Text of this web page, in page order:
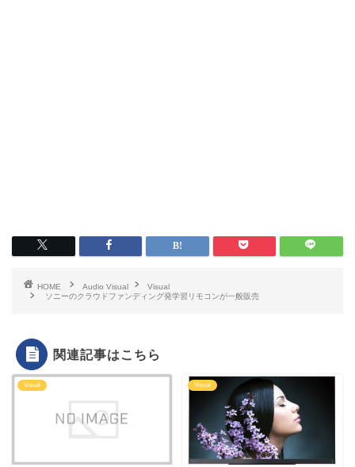
HOME Audio Visual
Visual
ソニーのクラウドファンディング発学習リモコンが一般販売
関連記事はこちら
Visual Visual